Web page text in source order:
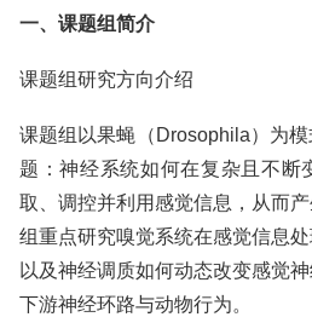
一、课题组简介
课题组研究方向介绍
课题组以果蝇（Drosophila）为
题：神经系统如何在复杂且不断
取、调控并利用感觉信息，从而
组重点研究嗅觉系统在感觉信息
以及神经调质如何动态改变感觉
下游神经环路与动物行为。